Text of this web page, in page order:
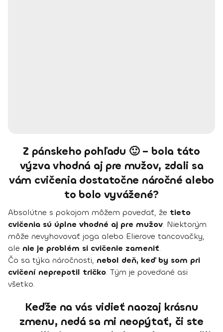
Z pánskeho pohľadu 🙂 – bola táto
výzva vhodná aj pre mužov, zdali sa
vám cvičenia dostatočne náročné alebo
to bolo vyvážené?
Absolútne s pokojom môžem povedať, že tieto
cvičenia sú úplne vhodné aj pre mužov. Niektorým
môže nevyhovovať joga alebo Elierove tancovačky,
ale nie je problém si cvičenie zameniť.
Čo sa týka náročnosti, nebol deň, keď by som pri
cvičení neprepotil tričko. Tým je povedané asi
všetko.
Keďže na vás vidieť naozaj krásnu
zmenu, nedá sa mi neopýtať, či ste